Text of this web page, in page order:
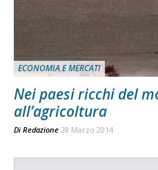
ECONOMIA E MERCATI
Nei paesi ricchi del
all’agricoltura
Di Redazione 28 Marzo 2014